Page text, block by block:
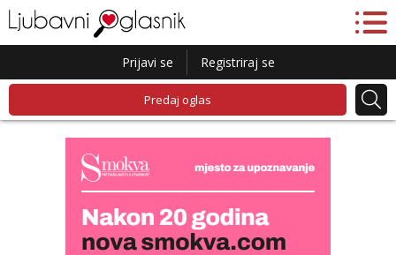
Prijavi se Registriraj se
Predaj oglas